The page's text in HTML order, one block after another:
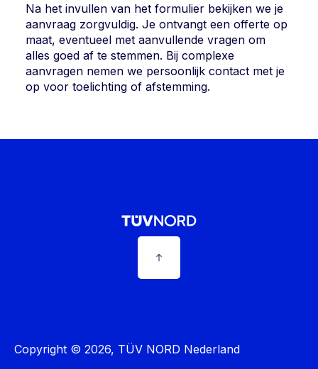
Na het invullen van het formulier bekijken we je
aanvraag zorgvuldig. Je ontvangt een offerte op
maat, eventueel met aanvullende vragen om
alles goed af te stemmen. Bij complexe
aanvragen nemen we persoonlijk contact met je
op voor toelichting of afstemming.
Copyright © 2026, TÜV NORD Nederland